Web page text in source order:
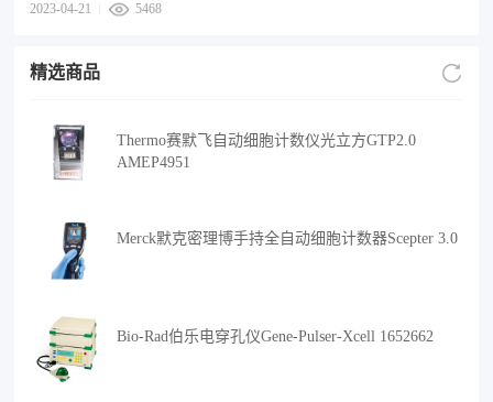
2023-04-21 5468
精选商品
Thermo赛默飞自动细胞计数仪光立方GTP2.0
AMEP4951
Merck默克密理博手持全自动细胞计数器Scepter 3.0
Bio-Rad伯乐电穿孔仪Gene-Pulser-Xcell 1652662